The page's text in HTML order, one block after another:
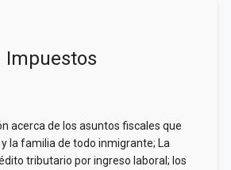
Impuestos
acerca de los asuntos fiscales que
la familia de todo inmigrante; La
tributario por ingreso laboral; los